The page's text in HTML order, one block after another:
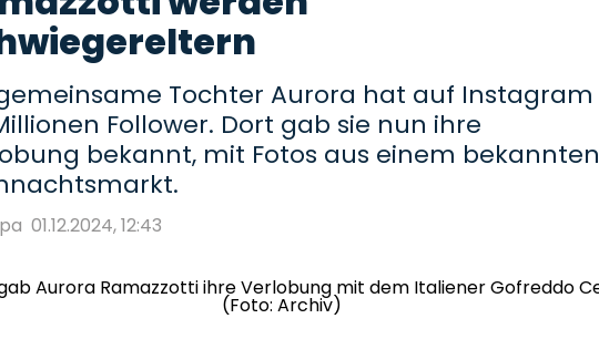
Tochter Aurora hat auf Instagram
Follower. Dort gab sie nun ihre
bekannt, mit Fotos aus einem bekannten
01.12.2024, 12:43